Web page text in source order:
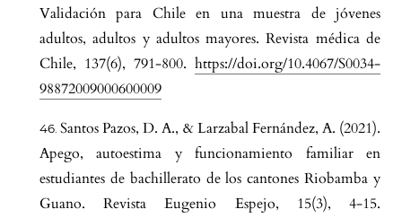
Validación para Chile en una muestra de jóvenes
adultos, adultos y adultos mayores. Revista médica de
Chile, 137(6), 791-800. https://doi.org/10.4067/S0034-
98872009000600009
Santos Pazos, D. A., & Larzabal Fernández, A. (2021).
Apego, autoestima y funcionamiento familiar en
estudiantes de bachillerato de los cantones Riobamba y
Guano. Revista Eugenio Espejo, 15(3), 4-15.